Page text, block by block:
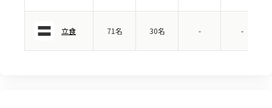
立食 71名 30名 - -